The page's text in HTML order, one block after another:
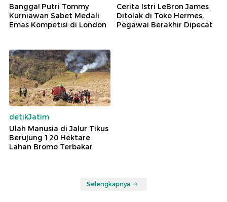
Bangga! Putri Tommy
Kurniawan Sabet Medali
Emas Kompetisi di London
Cerita Istri LeBron James
Ditolak di Toko Hermes,
Pegawai Berakhir Dipecat
detikJatim
Ulah Manusia di Jalur Tikus
Berujung 120 Hektare
Lahan Bromo Terbakar
Selengkapnya